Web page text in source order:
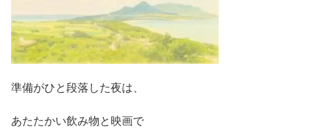
準備がひと段落した夜は、
あたたかい飲み物と映画で